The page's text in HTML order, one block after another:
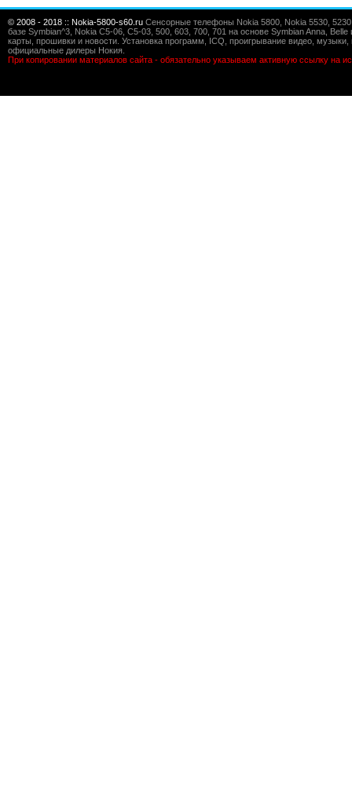
© 2008 - 2018 :: Nokia-5800-s60.ru Сенсорные телефоны Nokia 5800, Nokia 5530,
базе Symbian^3, Nokia C5-06, C5-03, 500, 603, 700, 701 на основе Symbian Anna,
карты, прошивки и новости. Установка программ, ICQ, проигрывание видео,
официальные дилеры Нокия.
При копировании материалов сайта - обязательно указываем активную ссылку на